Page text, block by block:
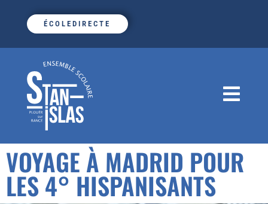
ÉCOLEDIRECTE
VOYAGE À MADRID POUR
LES 4° HISPANISANTS